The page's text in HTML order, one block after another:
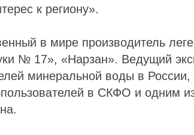
к региону».
в мире производитель
№ 17», «Нарзан». Ведущий
минеральной воды в
в СКФО и одним